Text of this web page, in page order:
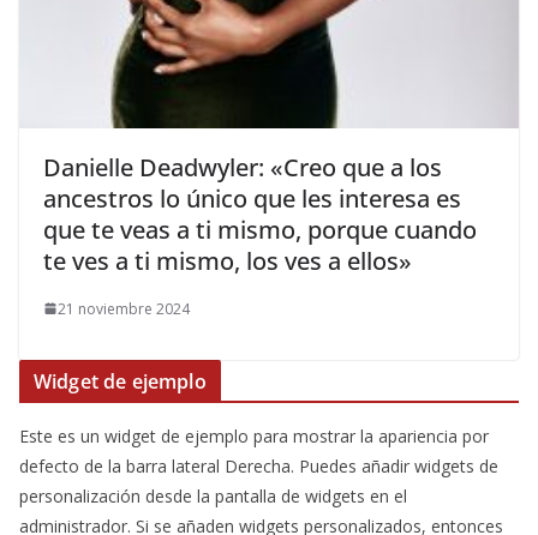
​Danielle Deadwyler: «Creo que a los
ancestros lo único que les interesa es
que te veas a ti mismo, porque cuando
te ves a ti mismo, los ves a ellos»
21 noviembre 2024
Widget de ejemplo
Este es un widget de ejemplo para mostrar la apariencia por
defecto de la barra lateral Derecha. Puedes añadir widgets de
personalización desde la pantalla de widgets en el
administrador. Si se añaden widgets personalizados, entonces